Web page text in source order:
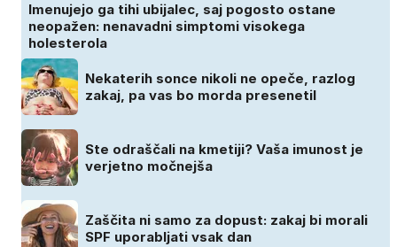
Imenujejo ga tihi ubijalec, saj pogosto ostane
neopažen: nenavadni simptomi visokega
holesterola
Nekaterih sonce nikoli ne opeče, razlog
zakaj, pa vas bo morda presenetil
Ste odraščali na kmetiji? Vaša imunost je
verjetno močnejša
Zaščita ni samo za dopust: zakaj bi morali
SPF uporabljati vsak dan